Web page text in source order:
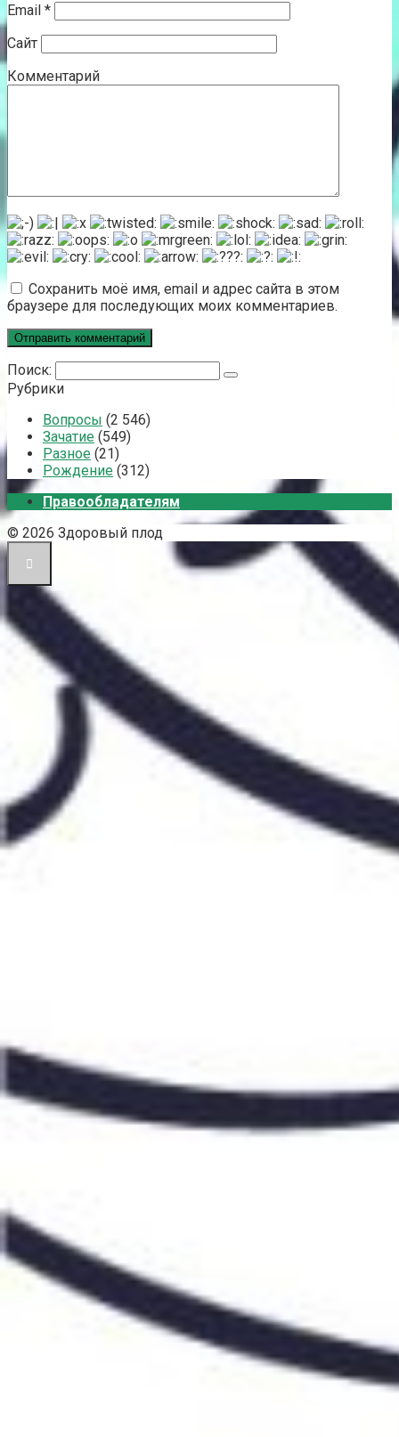
Email *
Сайт
Комментарий
Сохранить моё имя, email и адрес сайта в этом
браузере для последующих моих комментариев.
Поиск:
Рубрики
Вопросы (2 546)
Зачатие (549)
Разное (21)
Рождение (312)
Правообладателям
© 2026 Здоровый плод